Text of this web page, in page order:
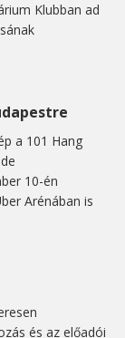
Klubban ad
a 101 Hang
10-én
Arénában is
és az előadói